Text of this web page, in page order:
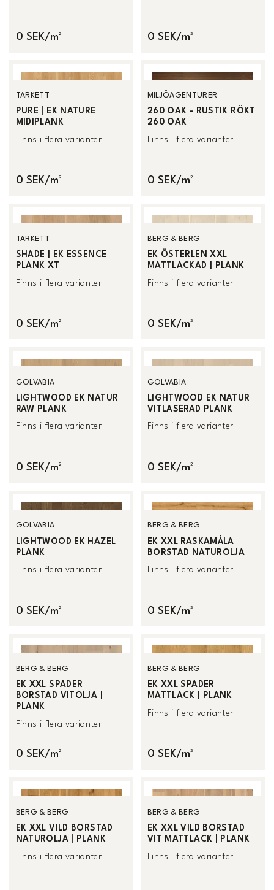
0 SEK/m² 0 SEK/m²
TARKETT
PURE | EK NATURE
MIDIPLANK
Finns i flera varianter
0 SEK/m²
MILJÖAGENTURER
260 OAK - RUSTIK RÖKT
260 OAK
Finns i flera varianter
0 SEK/m²
TARKETT
SHADE | EK ESSENCE
PLANK XT
Finns i flera varianter
0 SEK/m²
BERG & BERG
EK ÖSTERLEN XXL
MATTLACKAD | PLANK
Finns i flera varianter
0 SEK/m²
GOLVABIA
LIGHTWOOD EK NATUR
RAW PLANK
Finns i flera varianter
0 SEK/m²
GOLVABIA
LIGHTWOOD EK NATUR
VITLASERAD PLANK
Finns i flera varianter
0 SEK/m²
GOLVABIA
LIGHTWOOD EK HAZEL
PLANK
Finns i flera varianter
0 SEK/m²
BERG & BERG
EK XXL RASKAMÅLA
BORSTAD NATUROLJA
Finns i flera varianter
0 SEK/m²
BERG & BERG
EK XXL SPADER
BORSTAD VITOLJA |
PLANK
Finns i flera varianter
0 SEK/m²
BERG & BERG
EK XXL SPADER
MATTLACK | PLANK
Finns i flera varianter
0 SEK/m²
BERG & BERG
EK XXL VILD BORSTAD
NATUROLJA | PLANK
Finns i flera varianter
BERG & BERG
EK XXL VILD BORSTAD
VIT MATTLACK | PLANK
Finns i flera varianter